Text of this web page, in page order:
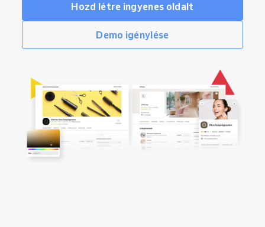
Hozd létre ingyenes oldalt
Demo igénylése